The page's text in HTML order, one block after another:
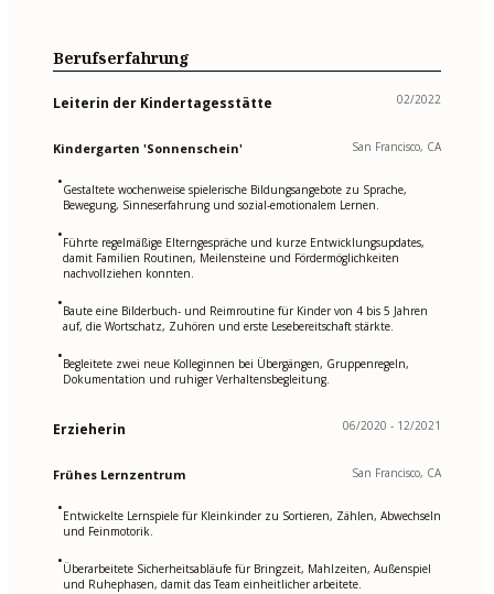
Berufserfahrung
Leiterin der Kindertagesstätte 02/2022
Kindergarten 'Sonnenschein' San Francisco, CA
•Gestaltete wochenweise spielerische Bildungsangebote zu Sprache,
Bewegung, Sinneserfahrung und sozial-emotionalem Lernen.
•Führte regelmäßige Elterngespräche und kurze Entwicklungsupdates,
damit Familien Routinen, Meilensteine und Fördermöglichkeiten
nachvollziehen konnten.
•Baute eine Bilderbuch- und Reimroutine für Kinder von 4 bis 5 Jahren
auf, die Wortschatz, Zuhören und erste Lesebereitschaft stärkte.
•Begleitete zwei neue Kolleginnen bei Übergängen, Gruppenregeln,
Dokumentation und ruhiger Verhaltensbegleitung.
Erzieherin 06/2020 - 12/2021
Frühes Lernzentrum San Francisco, CA
•Entwickelte Lernspiele für Kleinkinder zu Sortieren, Zählen, Abwechseln
und Feinmotorik.
•Überarbeitete Sicherheitsabläufe für Bringzeit, Mahlzeiten, Außenspiel
und Ruhephasen, damit das Team einheitlicher arbeitete.